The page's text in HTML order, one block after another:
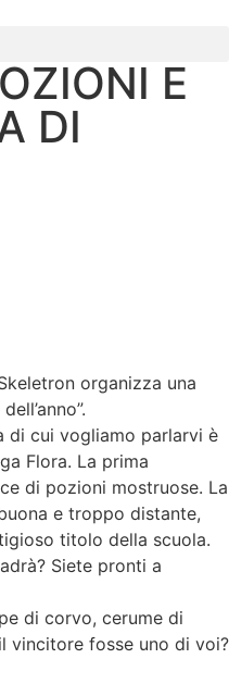
E
DI
organizza una
di cui vogliamo parlarvi è
Flora. La prima
di pozioni mostruose. La
e troppo distante,
titolo della scuola.
Siete pronti a
di corvo, cerume di
vincitore fosse uno di voi?